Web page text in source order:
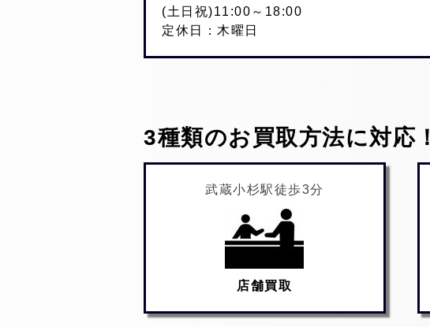
(土日祝)11:00～18:00
定休日：木曜日
3種類のお買取方法に対応！
武蔵小杉駅徒歩3分
店舗買取